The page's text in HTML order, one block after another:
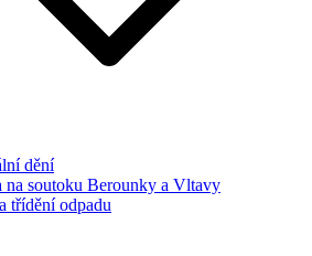
dění
na soutoku Berounky a Vltavy
třídění odpadu